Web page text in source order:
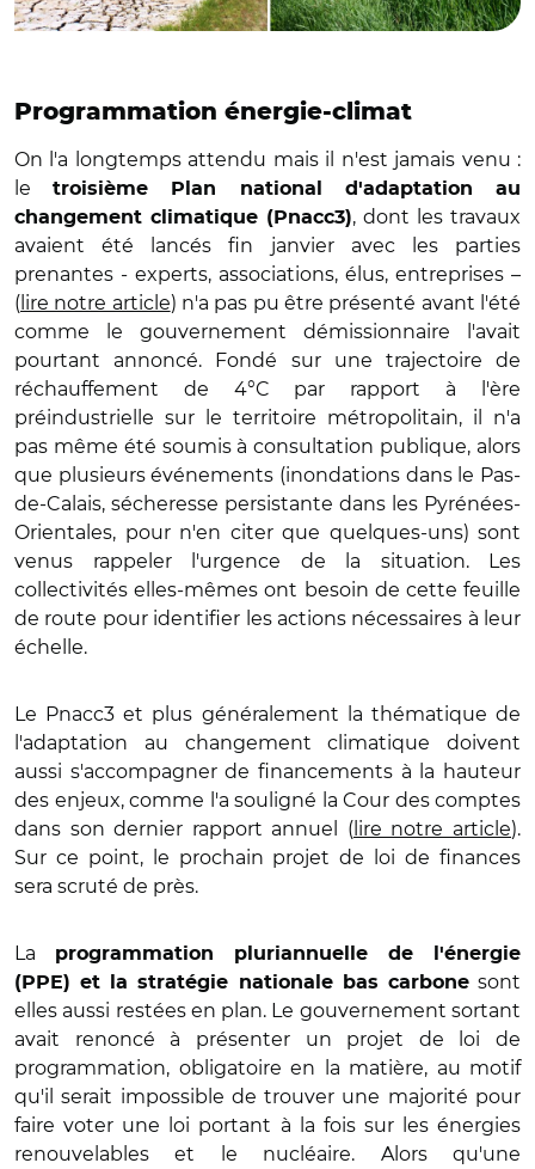
Programmation énergie-climat
On l'a longtemps attendu mais il n'est jamais venu :
letroisième Plan national d'adaptation au
changement climatique (Pnacc3), dont les travaux
avaient été lancés fin janvier avec les parties
prenantes - experts, associations, élus, entreprises –
( lire notre article) n'a pas pu être présenté avant l'été
comme le gouvernement démissionnaire l'avait
pourtant annoncé. Fondé sur une trajectoire de
réchauffement de 4°C par rapport à l'ère
préindustrielle sur le territoire métropolitain, il n'a
pas même été soumis à consultation publique, alors
que plusieurs événements (inondations dans le Pas-
de-Calais, sécheresse persistante dans les Pyrénées-
Orientales, pour n'en citer que quelques-uns) sont
venus rappeler l'urgence de la situation. Les
collectivités elles-mêmes ont besoin de cette feuille
de route pour identifier les actions nécessaires à leur
échelle.
Le Pnacc3 et plus généralement la thématique de
l'adaptation au changement climatique doivent
aussi s'accompagner de financements à la hauteur
des enjeux, comme l'a souligné la Cour des comptes
dans son dernier rapport annuel (lire notre article).
Sur ce point, le prochain projet de loi de finances
sera scruté de près.
La
programmation pluriannuelle de l'énergie
(PPE) et la stratégie nationale bas carbonesont
elles aussi restées en plan. Le gouvernement sortant
avait renoncé à présenter un projet de loi de
programmation, obligatoire en la matière, au motif
qu'il serait impossible de trouver une majorité pour
faire voter une loi portant à la fois sur les énergies
renouvelables et le nucléaire. Alors qu'une